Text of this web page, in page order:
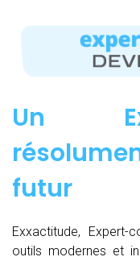
Un
futur
Exxactitude, Expert-
outils modernes et